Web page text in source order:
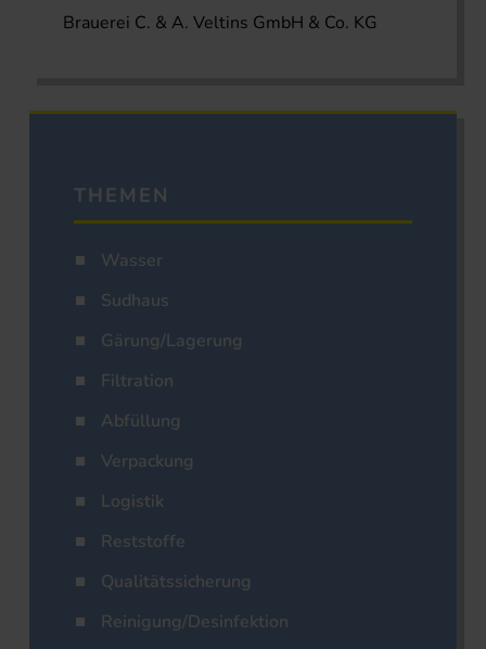
Brauerei C. & A. Veltins GmbH & Co. KG
THEMEN
Wasser
Sudhaus
Gärung/Lagerung
Filtration
Abfüllung
Verpackung
Logistik
Reststoffe
Qualitätssicherung
Reinigung/Desinfektion